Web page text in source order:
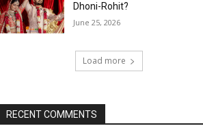
Dhoni-Rohit?
June 25, 2026
Load more
RECENT COMMENTS